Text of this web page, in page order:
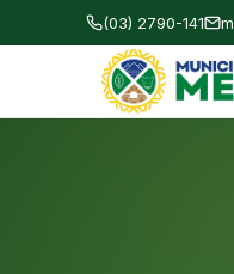
(03) 2790-141
Gobierno